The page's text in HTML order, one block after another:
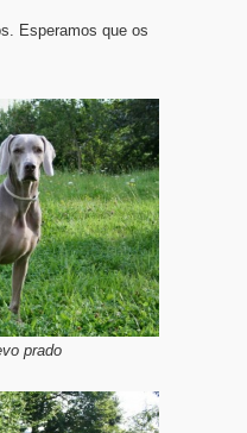
Esperamos que os
prado